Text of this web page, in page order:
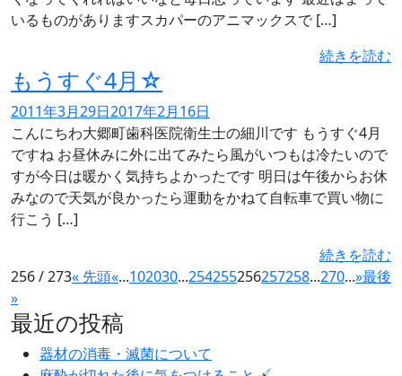
いるものがありますスカパーのアニマックスで […]
続きを読む
もうすぐ4月☆
2011年3月29日2017年2月16日
こんにちわ大郷町歯科医院衛生士の細川です もうすぐ4月
ですね お昼休みに外に出てみたら風がいつもは冷たいので
すが今日は暖かく気持ちよかったです 明日は午後からお休
みなので天気が良かったら運動をかねて自転車で買い物に
行こう […]
続きを読む
256 / 273« 先頭«...102030...254255256257258...270...»最後
»
最近の投稿
器材の消毒・滅菌について